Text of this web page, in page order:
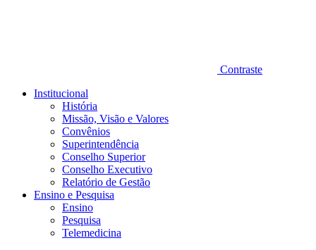
Contraste
Institucional
História
Missão, Visão e Valores
Convênios
Superintendência
Conselho Superior
Conselho Executivo
Relatório de Gestão
Ensino e Pesquisa
Ensino
Pesquisa
Telemedicina